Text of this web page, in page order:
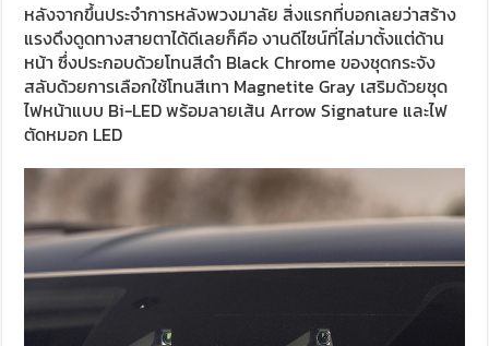
หลังจากขึ้นประจำการหลังพวงมาลัย สิ่งแรกที่บอกเลยว่าสร้าง
แรงดึงดูดทางสายตาได้ดีเลยก็คือ งานดีไซน์ที่ไล่มาตั้งแต่ด้าน
หน้า ซึ่งประกอบด้วยโทนสีดำ Black Chrome ของชุดกระจัง
สลับด้วยการเลือกใช้โทนสีเทา Magnetite Gray เสริมด้วยชุด
ไฟหน้าแบบ Bi-LED พร้อมลายเส้น Arrow Signature และไฟ
ตัดหมอก LED